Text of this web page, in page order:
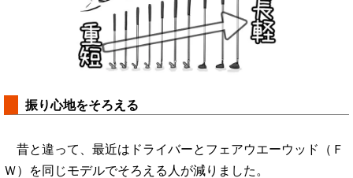
振り心地をそろえる
昔と違って、最近はドライバーとフェアウエーウッド（Ｆ
Ｗ）を同じモデルでそろえる人が減りました。